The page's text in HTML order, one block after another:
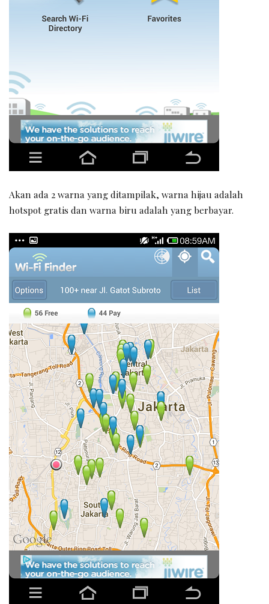
Akan ada 2 warna yang ditampilak, warna hijau adalah
hotspot gratis dan warna biru adalah yang berbayar.